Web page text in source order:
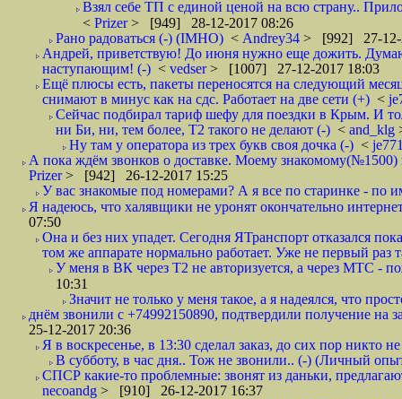
Взял себе ТП с единой ценой на всю страну..
< Prizer> [949] 28-12-2017 08:26
Рано радоваться (-) (IMHO) < Andrey34 > [992] 27-12-
Андрей, приветствую! До июня нужно еще дожить.
наступающим! (-) < vedser> [1007] 27-12-2017 18:03
Ещё плюсы есть, пакеты переносятся на следующий
снимают в минус как на сдс. Работает на две сети (+) <
Сейчас подбирал тариф шефу для поездки в Крым. И
ни Би, ни, тем более, Т2 такого не делают (-) < and_klg
Ну там у оператора из трех букв своя дочка (-) <
А пока ждём звонков о доставке. Моему знакомому(№1500)
Prizer> [942] 26-12-2017 15:25
У вас знакомые под номерами? А я все по старинке - по
Я надеюсь, что халявщики не уронят окончательно
07:50
Она и без них упадет. Сегодня ЯТранспорт отказался
том же аппарате нормально работает. Уже не первый раз
У меня в ВК через Т2 не авторизуется, а через МТС -
10:31
Значит не только у меня такое, а я надеялся, что
днём звонили с +74992150890, подтвердили получение на
25-12-2017 20:36
Я в воскресенье, в 13:30 сделал заказ, до сих пор никто
В субботу, в час дня.. Тож не звонили.. (-) (Личный
СПСР какие-то проблемные: звонят из даньки,
necoandg > [910] 26-12-2017 16:37